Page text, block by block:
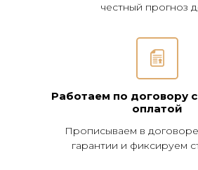
Работаем по договору
оплатой
честный прогноз
Прописываем в
гарантии и фиксируем